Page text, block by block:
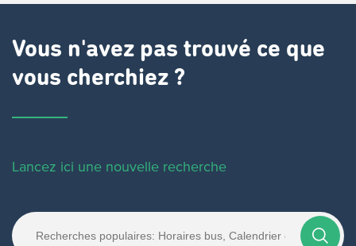
Vous n'avez pas trouvé ce que
vous cherchiez ?
Lancez ici une nouvelle recherche